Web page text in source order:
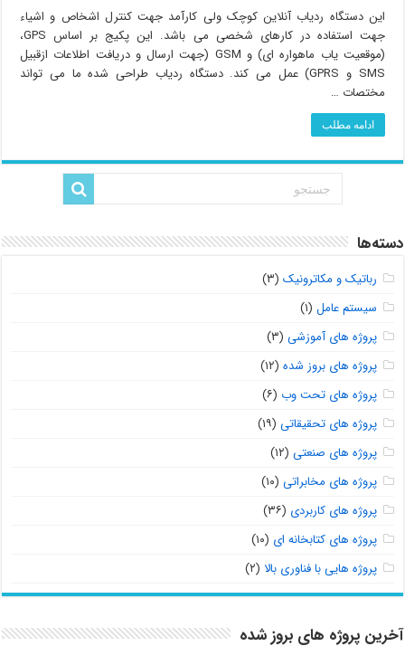
این دستگاه ردیاب آنلاین کوچک ولی کارآمد جهت کنترل اشخاص و اشیاء
جهت استفاده در کارهای شخصی می باشد. این پکیج بر اساس GPS،
(موقعیت یاب ماهواره ای) و GSM (جهت ارسال و دریافت اطلاعات ازقبیل
SMS و GPRS) عمل می کند. دستگاه ردیاب طراحی شده ما می تواند
مختصات …
ادامه مطلب
دسته‌ها
رباتیک و مکاترونیک (۳)
سیستم عامل (۱)
پروژه های آموزشی (۳)
پروژه های بروز شده (۱۲)
پروژه های تحت وب (۶)
پروژه های تحقیقاتی (۱۹)
پروژه های صنعتی (۱۲)
پروژه های مخابراتی (۱۰)
پروژه های کاربردی (۳۶)
پروژه های کتابخانه ای (۱۰)
پروژه هایی با فناوری بالا (۲)
آخرین پروژه های بروز شده